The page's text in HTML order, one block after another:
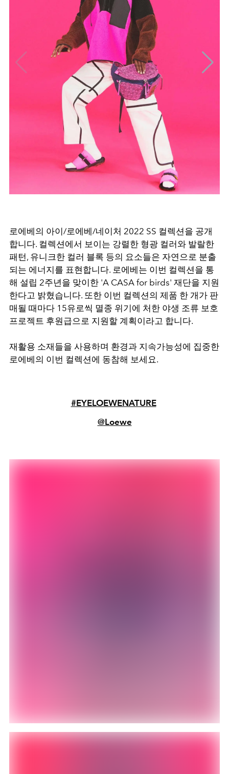
로에베의 아이/로에베/네이처 2022 SS 컬렉션을 공개
합니다. 컬렉션에서 보이는 강렬한 형광 컬러와 발랄한
패턴, 유니크한 컬러 블록 등의 요소들은 자연으로 분출
되는 에너지를 표현합니다. 로에베는 이번 컬렉션을 통
해 설립 2주년을 맞이한 'A CASA for birds' 재단을 지원
한다고 밝혔습니다. 또한 이번 컬렉션의 제품 한 개가 판
매될 때마다 15유로씩 멸종 위기에 처한 야생 조류 보호
프로젝트 후원급으로 지원할 계획이라고 합니다.
재활용 소재들을 사용하며 환경과 지속가능성에 집중한
로에베의 이번 컬렉션에 동참해 보세요.
#EYELOEWENATURE
@Loewe